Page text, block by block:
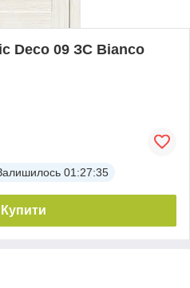
Deco 09 ЗС Bianco
01:27:35
Купити